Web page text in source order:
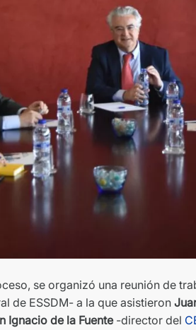
se organizó una reunión de
de ESSDM- a la que asistieron
Ignacio de la Fuente-director del